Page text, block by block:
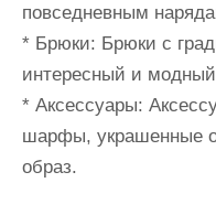
повседневным
* Брюки: Брюки с
интересный и модный
* Аксессуары:
шарфы, украшенные
образ.